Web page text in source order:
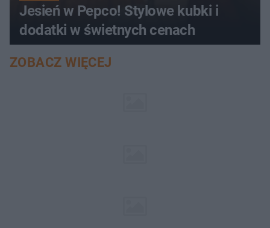
Jesień w Pepco! Stylowe kubki i
dodatki w świetnych cenach
ZOBACZ WIĘCEJ